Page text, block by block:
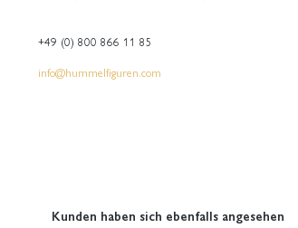
+49 (0) 800 866 11 85
info@hummelfiguren.com
Kunden haben sich ebenfalls angesehen